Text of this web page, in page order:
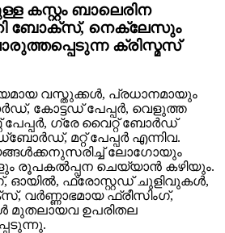
കസ്റ്റം ബാലെരിന
ബോക്സ്, നെക്ലേസും
ക്രിസ്മസ്
വസ്തുക്കൾ, പ്രധാനമായും
കോട്ടഡ് പേപ്പർ, വെളുത്ത
പേപ്പർ, ഗ്രേ വൈറ്റ് ബോർഡ്
മറ്റ് പേപ്പർ എന്നിവ.
ലോഗോയും
രൂപകൽപ്പന ചെയ്യാൻ കഴിയും.
ഓയിൽ, ഫ്രോസ്റ്റഡ് ചുളിവുകൾ,
വർണ്ണാഭമായ ഫ്രീസിംഗ്,
മുതലായവ ഉപരിതല